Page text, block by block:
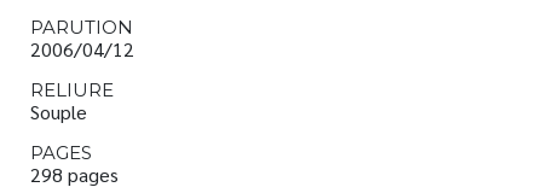
PARUTION
2006/04/12
RELIURE
Souple
PAGES
298 pages